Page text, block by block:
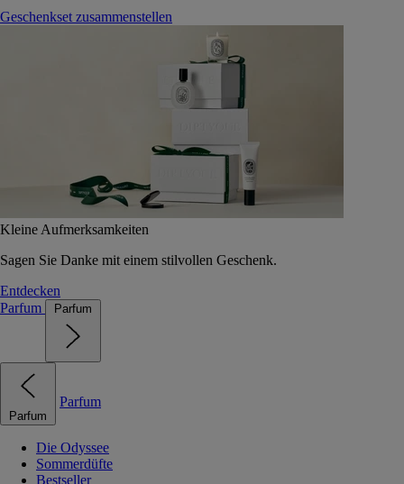
Geschenkset zusammenstellen
Kleine Aufmerksamkeiten
Sagen Sie Danke mit einem stilvollen Geschenk.
Entdecken
Parfum
Parfum
Parfum
Parfum
Die Odyssee
Sommerdüfte
Bestseller